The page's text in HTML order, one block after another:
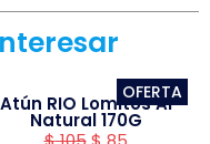
OFERTA
Atún RIO Lomitos Al
Natural 170G